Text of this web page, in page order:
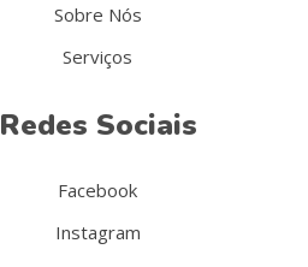
Sobre Nós
Serviços
Redes Sociais
Facebook
Instagram